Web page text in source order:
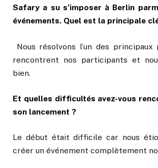
Safary a su s’imposer à Berlin
événements. Quel est la principale
Nous résolvons l’un des principaux
rencontrent nos participants et
bien.
Et quelles difficultés avez-vous
son lancement ?
Le début était difficile car nous
créer un événement complètement